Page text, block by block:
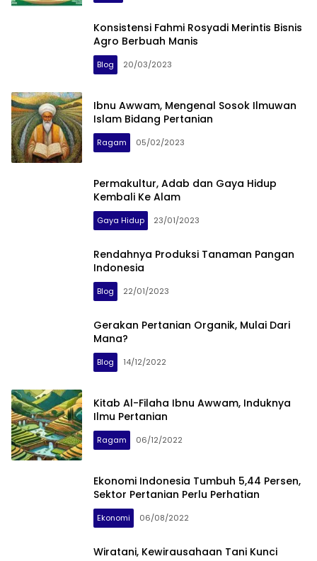
Konsistensi Fahmi Rosyadi Merintis Bisnis
Agro Berbuah Manis
Blog 20/03/2023
Ibnu Awwam, Mengenal Sosok Ilmuwan
Islam Bidang Pertanian
Ragam 05/02/2023
Permakultur, Adab dan Gaya Hidup
Kembali Ke Alam
Gaya Hidup 23/01/2023
Rendahnya Produksi Tanaman Pangan
Indonesia
Blog 22/01/2023
Gerakan Pertanian Organik, Mulai Dari
Mana?
Blog 14/12/2022
Kitab Al-Filaha Ibnu Awwam, Induknya
Ilmu Pertanian
Ragam 06/12/2022
Ekonomi Indonesia Tumbuh 5,44 Persen,
Sektor Pertanian Perlu Perhatian
Ekonomi 06/08/2022
Wiratani, Kewirausahaan Tani Kunci